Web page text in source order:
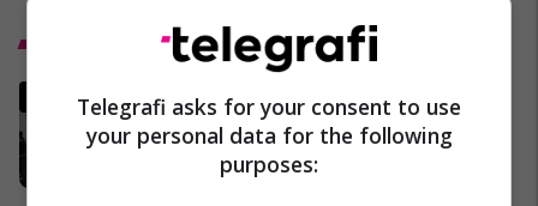
MINUTË PAS MINUTE - A po
funksionon armëpushimi
SHBA-Iran?
02/04/2026
Telegrafi asks for your consent to use
your personal data for the following
purposes: